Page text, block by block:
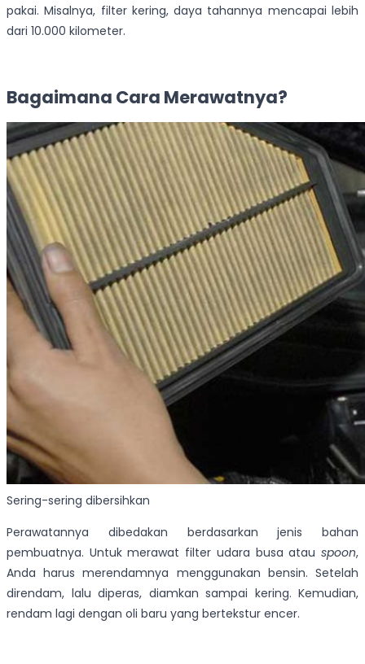
pakai. Misalnya, filter kering, daya tahannya mencapai lebih
dari 10.000 kilometer.
Bagaimana Cara Merawatnya?
Sering-sering dibersihkan
Perawatannya dibedakan berdasarkan jenis bahan
pembuatnya. Untuk merawat filter udara busa atau spoon,
Anda harus merendamnya menggunakan bensin. Setelah
direndam, lalu diperas, diamkan sampai kering. Kemudian,
rendam lagi dengan oli baru yang bertekstur encer.